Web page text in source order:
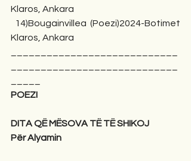
Klaros, Ankara
14)Bougainvillea (Poezi)2024-Botimet
Klaros, Ankara
POEZI
DITA QË MËSOVA TË TË SHIKOJ
Për Alyamin